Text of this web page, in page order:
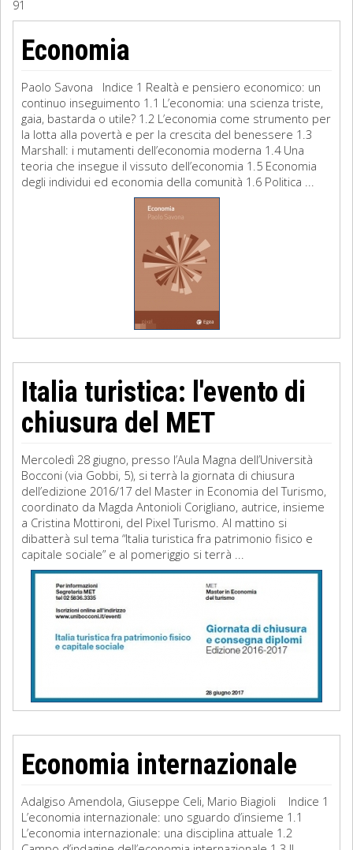
Filosofia
Storia
Matematica
Diritto
91
Economia
Paolo Savona Indice 1 Realtà e pensiero economico: un
continuo inseguimento 1.1 L’economia: una scienza triste,
gaia, bastarda o utile? 1.2 L’economia come strumento per
la lotta alla povertà e per la crescita del benessere 1.3
Marshall: i mutamenti dell’economia moderna 1.4 Una
teoria che insegue il vissuto dell’economia 1.5 Economia
degli individui ed economia della comunità 1.6 Politica ...
Italia turistica: l'evento di
chiusura del MET
Mercoledì 28 giugno, presso l’Aula Magna dell’Università
Bocconi (via Gobbi, 5), si terrà la giornata di chiusura
dell’edizione 2016/17 del Master in Economia del Turismo,
coordinato da Magda Antonioli Corigliano, autrice, insieme
a Cristina Mottironi, del Pixel Turismo. Al mattino si
dibatterà sul tema “Italia turistica fra patrimonio fisico e
capitale sociale” e al pomeriggio si terrà ...
Economia internazionale
Adalgiso Amendola, Giuseppe Celi, Mario Biagioli Indice 1
L’economia internazionale: uno sguardo d’insieme 1.1
L’economia internazionale: una disciplina attuale 1.2